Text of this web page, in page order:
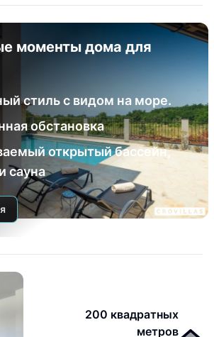
моменты дома для
стиль с видом на море.
обстановка
открытый бассейн,
сауна
200 квадратных
метров